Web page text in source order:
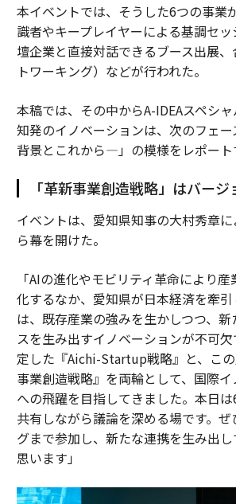
本イベントでは、そうした6つの事業
識者やキープレイヤーによる基調セ
壇企業と直接対話できるブース出展
トワーキング）などが行われた。
本稿では、その中からA-IDEAスペシ
知発のイノベーションは、次のフェ
背景とこれから—」の模様をレポート
「革新事業創造戦略」はバージ
イベントは、愛知県知事の大村秀章
ら幕を開けた。
「AIの進化やモビリティ革命により
化するなか、愛知県が日本経済を牽
は、既存産業の強みを生かしつつ、
スを生み出すイノベーションが不可
定した『Aichi-Startup戦略』と、こ
事業創造戦略』を両輪として、国際
への飛躍を目指してきました。本日
共有しながら議論を深める場です。
グまで参加し、新たな連携を生み出
思います」